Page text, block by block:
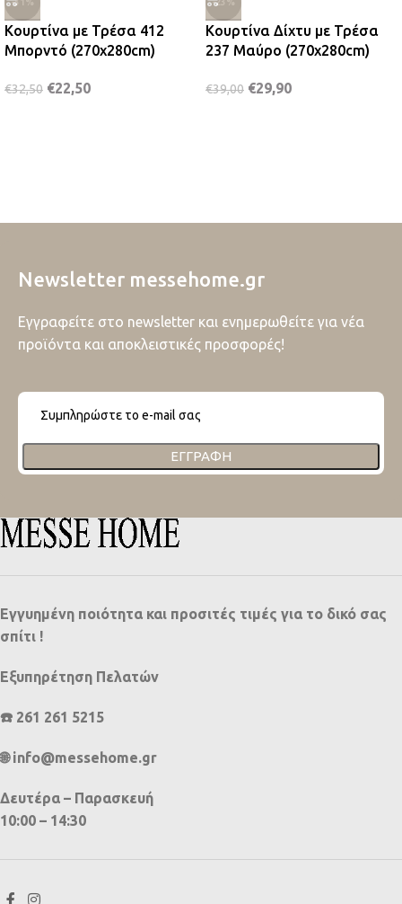
Κουρτίνα με Τρέσα 412
Μπορντό (270x280cm)
€32,50 €22,50
Κουρτίνα Δίχτυ με Τρέσα
237 Μαύρο (270x280cm)
€39,00 €29,90
Newsletter messehome.gr
Εγγραφείτε στο newsletter και ενημερωθείτε για νέα
προϊόντα και αποκλειστικές προσφορές!
ΕΓΓΡΑΦΉ
Εγγυημένη ποιότητα και προσιτές τιμές για το δικό σας
σπίτι !
Εξυπηρέτηση Πελατών
☎️ 261 261 5215
🌐 info@messehome.gr
Δευτέρα – Παρασκευή
10:00 – 14:30